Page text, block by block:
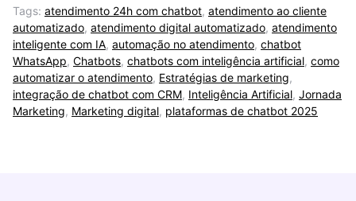
Tags: atendimento 24h com chatbot, atendimento ao cliente
automatizado, atendimento digital automatizado, atendimento
inteligente com IA, automação no atendimento, chatbot
WhatsApp, Chatbots, chatbots com inteligência artificial, como
automatizar o atendimento, Estratégias de marketing,
integração de chatbot com CRM, Inteligência Artificial, Jornada
Marketing, Marketing digital, plataformas de chatbot 2025